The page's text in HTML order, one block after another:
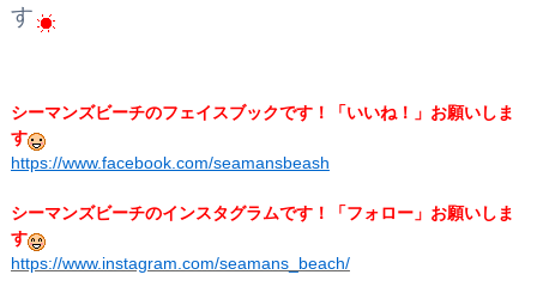
す
シーマンズビーチのフェイスブックです！
「いいね！」お願いしま
す
https://www.facebook.com/seamansbeash
シーマンズビーチのインスタグラムです！「フォロー」お願いしま
す
https://www.instagram.com/seamans_beach/